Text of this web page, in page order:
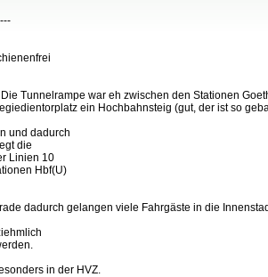
Tunnelrampe war eh zwischen den Stationen
ein Hochbahnsteig (gut, der ist so
und dadurch
die
Linien 10
Hbf(U)
dadurch gelangen viele Fahrgäste in die
in der HVZ.